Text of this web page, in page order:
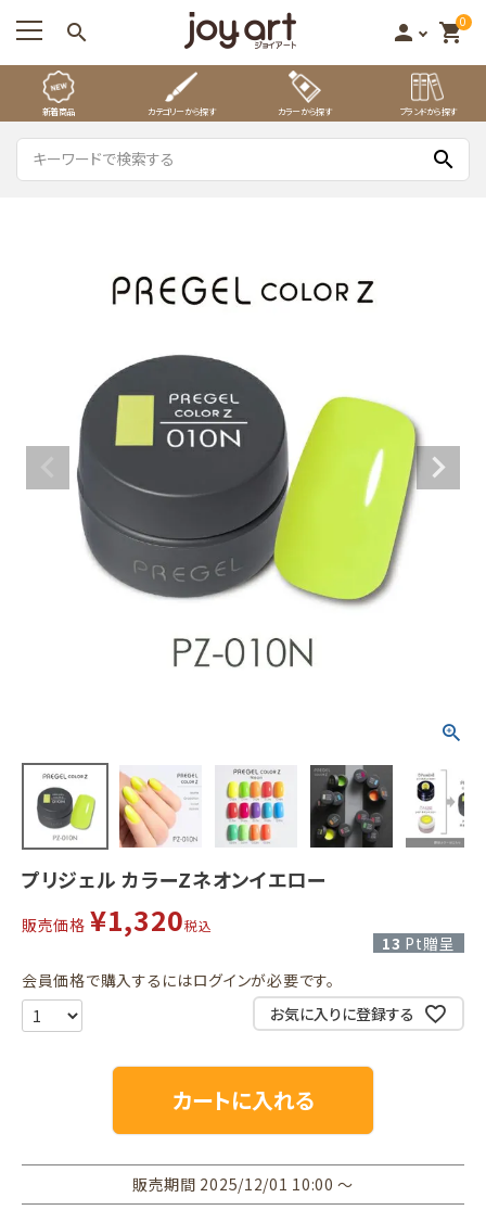
search person 0
shopping_cart
新着商品 カテゴリーから探す カラーから探す ブランドから探す
search
プリジェル カラーZネオンイエロー
販売価格 ¥1,320税込
13 Pt贈呈
会員価格で購入するにはログインが必要です。
お気に入りに登録する
カートに入れる
販売期間 2025/12/01 10:00〜